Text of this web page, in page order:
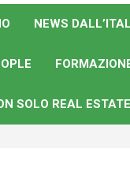
NEWS
SOLO REAL ESTATE